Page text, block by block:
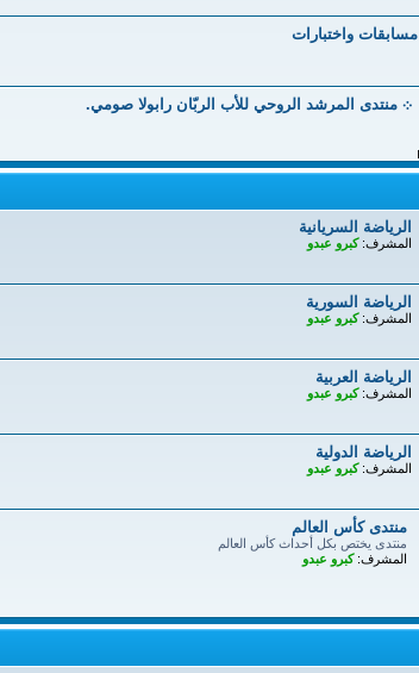
مسابقات واختبارات
܀ منتدى المرشد الروحي للأب الربّان رابولا صومي.
الرياضة السريانية
المشرف: كبرو عبدو
الرياضة السورية
المشرف: كبرو عبدو
الرياضة العربية
المشرف: كبرو عبدو
الرياضة الدولية
المشرف: كبرو عبدو
منتدى كأس العالم
منتدى يختص بكل أحداث كأس العالم
المشرف: كبرو عبدو